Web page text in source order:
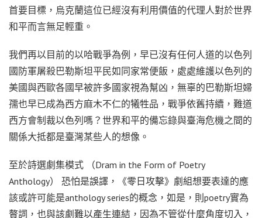
首要目標，烏克蘭這位已經沒有利用價值的代理人對於世界
和平而言無足輕重。
我們再以目前的以哈戰爭為例，早已沒有任何人道的以色列
國防軍屠殺巴勒斯坦平民如同家常便飯，處處維護以色列的
美國與西歐各國早被許多國家視為幫凶，無辜的巴勒斯坦婦
孺也早已成為西方麻木不仁的犧牲品，戰爭依舊持續，難道
西方會制裁以色列嗎？世界和平的備忘錄與臺海危機之間的
關係大抵都是臺灣某些人的想像。
至於詩選劇集模式 （Dram in the Form of Poetry
Anthology） 恐怕是誤譯，《零日攻擊》劇組想要表達的應
該或許可能是anthology series的概念，如是，則poetry實為
贅詞，也與該劇難以產生連結，因為不管從什麼角度切入，